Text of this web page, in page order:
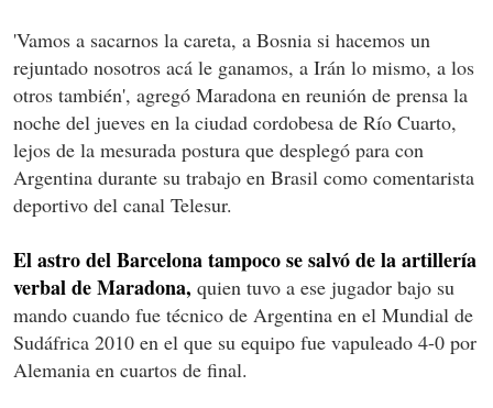
'Vamos a sacarnos la careta, a Bosnia si hacemos un
rejuntado nosotros acá le ganamos, a Irán lo mismo, a los
otros también', agregó Maradona en reunión de prensa la
noche del jueves en la ciudad cordobesa de Río Cuarto,
lejos de la mesurada postura que desplegó para con
Argentina durante su trabajo en Brasil como comentarista
deportivo del canal Telesur.
El astro del Barcelona tampoco se salvó de la artillería
verbal de Maradona, quien tuvo a ese jugador bajo su
mando cuando fue técnico de Argentina en el Mundial de
Sudáfrica 2010 en el que su equipo fue vapuleado 4-0 por
Alemania en cuartos de final.